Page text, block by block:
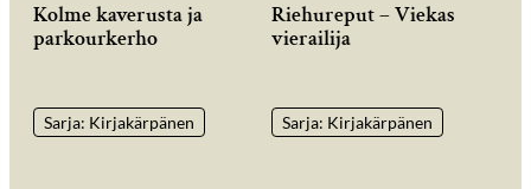
Kolme kaverusta ja
parkourkerho
Sarja: Kirjakärpänen
Riehureput – Viekas
vierailija
Sarja: Kirjakärpänen